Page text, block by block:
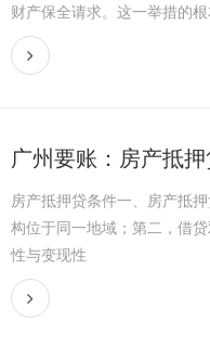
财产保全请求。这一举措的根
广州要账：房产抵
房产抵押贷条件一、房产抵
构位于同一地域；第二，借
性与变现性